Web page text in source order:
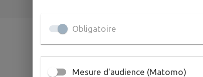
ACTUALITÉSDE
Obligatoire
Mesure d'audience (Matomo)